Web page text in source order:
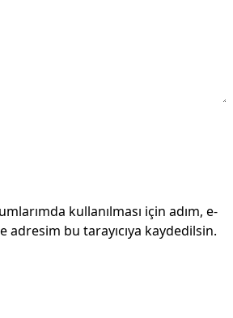
kullanılması için adım, e-
adresim bu tarayıcıya kaydedilsin.